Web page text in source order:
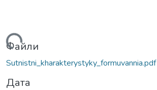
Файли
Sutnistni_kharakterystyky_formuvannia.pdf
Дата